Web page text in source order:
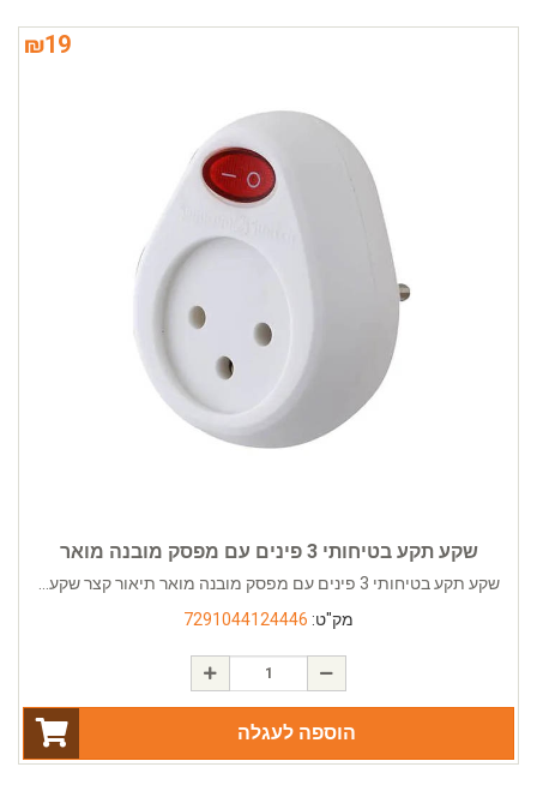
₪19
שקע תקע בטיחותי 3 פינים עם מפסק מובנה מואר
שקע תקע בטיחותי 3 פינים עם מפסק מובנה מואר תיאור קצר שקע...
מק"ט: 7291044124446
הוספה לעגלה